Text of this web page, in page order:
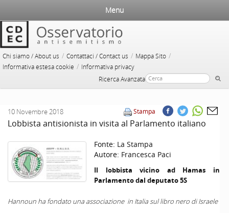
Chi siamo / About us / Contattaci / Contact us / Mappa Sito /
Informativa estesa cookie / Informativa privacy
Ricerca Avanzata
Menu
Stampa
10 Novembre 2018
Lobbista antisionista in visita al Parlamento italiano
Fonte: La Stampa
Autore: Francesca Paci
Il lobbista vicino ad Hamas in
Parlamento dal deputato 5S
Hannoun ha fondato una associazione in Italia sul libro nero di Israele